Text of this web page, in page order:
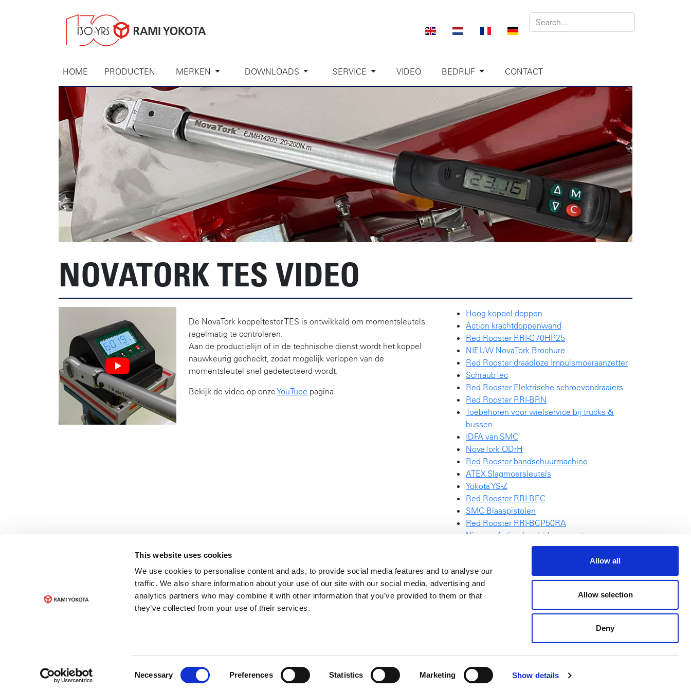
This website uses cookies
We use cookies to personalise content and ads, to provide social media features and to analyse our
traffic. We also share information about your use of our site with our social media, advertising and
analytics partners who may combine it with other information that you’ve provided to them or that
they’ve collected from your use of their services.
Necessary Preferences Statistics Marketing Show details
Allow all
Allow selection
Deny
HOME PRODUCTEN MERKEN DOWNLOADS SERVICE VIDEO BEDRIJF CONTACT
NOVATORK TES VIDEO
De NovaTork koppeltester TES is ontwikkeld om momentsleutels
regelmatig te controleren.
Aan de productielijn of in de technische dienst wordt het koppel
nauwkeurig gecheckt, zodat mogelijk verlopen van de
momentsleutel snel gedetecteerd wordt.
Bekijk de video op onzeYouTube pagina.
Hoog koppel doppen
Action krachtdoppenwand
Red Rooster RRI-G70HP25
NIEUW NovaTork Brochure
Red Rooster draadloze Impulsmoeraanzetter
SchraubTec
Red Rooster Elektrische schroevendraaiers
Red Rooster RRI-BRN
Toebehoren voor wielservice bij trucks &
bussen
IDFA van SMC
NovaTork ODrH
Red Rooster bandschuurmachine
ATEX Slagmoersleutels
Yokota YS-Z
Red Rooster RRI-BEC
SMC Blaaspistolen
Red Rooster RRI-BCP50RA
Nieuwe Action krachtdoppensets
Takelcatalogus Engels
EAS
© Copyright 2023 Rami Yokota B.V. Privacyverklaring